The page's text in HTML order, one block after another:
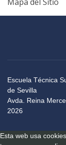
Escuela Técnica
de Sevilla
Avda. Reina
2026
Esta web usa